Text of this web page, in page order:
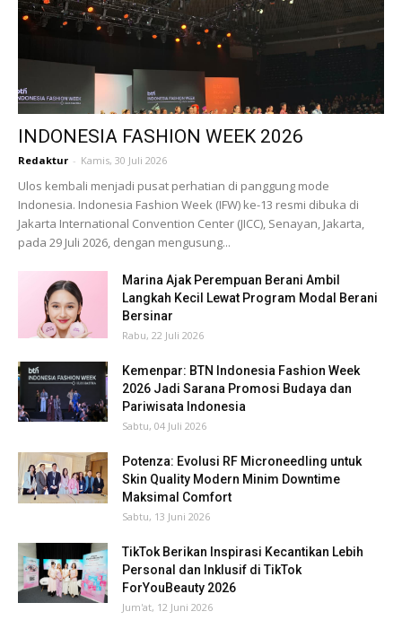
INDONESIA FASHION WEEK 2026
Redaktur - Kamis, 30 Juli 2026
Ulos kembali menjadi pusat perhatian di panggung mode
Indonesia. Indonesia Fashion Week (IFW) ke-13 resmi dibuka di
Jakarta International Convention Center (JICC), Senayan, Jakarta,
pada 29 Juli 2026, dengan mengusung...
Marina Ajak Perempuan Berani Ambil
Langkah Kecil Lewat Program Modal Berani
Bersinar
Rabu, 22 Juli 2026
Kemenpar: BTN Indonesia Fashion Week
2026 Jadi Sarana Promosi Budaya dan
Pariwisata Indonesia
Sabtu, 04 Juli 2026
Potenza: Evolusi RF Microneedling untuk
Skin Quality Modern Minim Downtime
Maksimal Comfort
Sabtu, 13 Juni 2026
TikTok Berikan Inspirasi Kecantikan Lebih
Personal dan Inklusif di TikTok
ForYouBeauty 2026
Jum'at, 12 Juni 2026